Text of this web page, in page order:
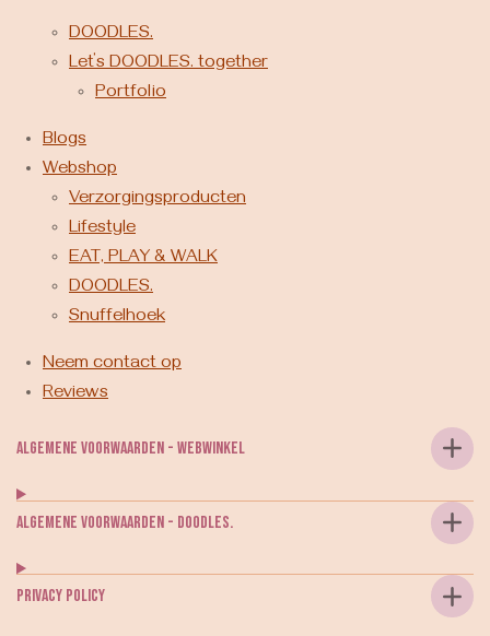
DOODLES.
Let’s DOODLES. together
Portfolio
Blogs
Webshop
Verzorgingsproducten
Lifestyle
EAT, PLAY & WALK
DOODLES.
Snuffelhoek
Neem contact op
Reviews
Algemene voorwaarden - webwinkel
Algemene voorwaarden - DOODLES.
Privacy Policy